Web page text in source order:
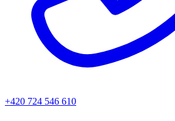
+420 724 546 610